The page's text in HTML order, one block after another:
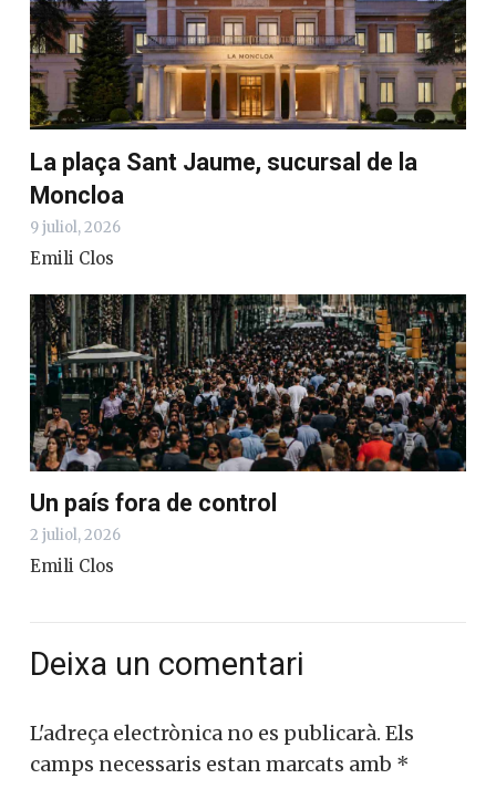
27 juliol, 2026
Enric Casanovas
La plaça Sant Jaume, sucursal de la
Moncloa
9 juliol, 2026
Emili Clos
2 juliol, 2026